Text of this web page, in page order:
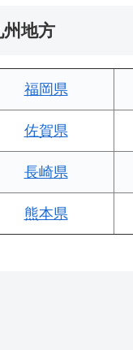
州地方
福岡県
佐賀県
長崎県
熊本県